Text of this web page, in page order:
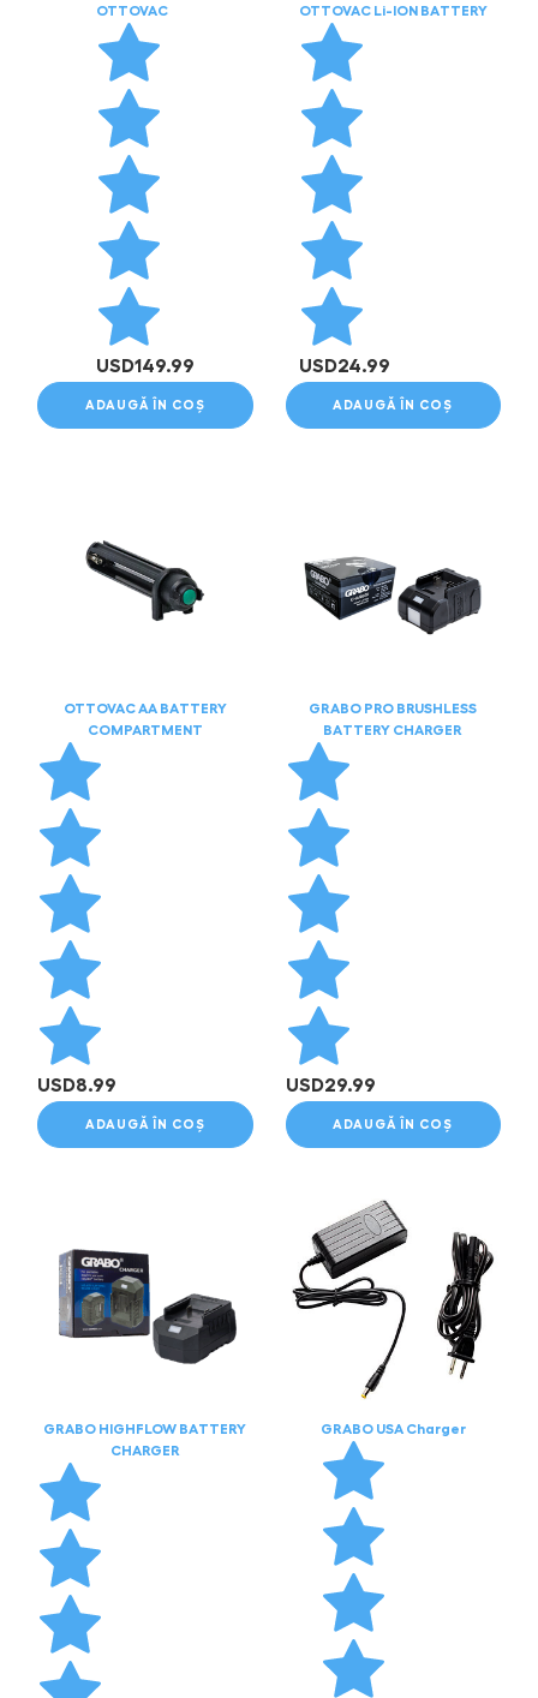
OTTOVAC
USD149.99
ADAUGĂ ÎN COȘ
OTTOVAC Li-ION BATTERY
USD24.99
ADAUGĂ ÎN COȘ
OTTOVAC AA BATTERY
COMPARTMENT
USD8.99
ADAUGĂ ÎN COȘ
GRABO PRO BRUSHLESS
BATTERY CHARGER
USD29.99
ADAUGĂ ÎN COȘ
GRABO HIGHFLOW BATTERY
CHARGER
GRABO USA Charger